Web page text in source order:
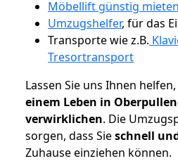
Möbellift günstig
Umzugshelfer, für das
Transporte wie z.B.
Tresortransport
Lassen Sie uns Ihnen helfen,
einem Leben in
verwirklichen. Die
sorgen, dass Sieschnell
Zuhause einziehen können.